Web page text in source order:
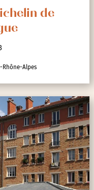
de
Rhône-Alpes